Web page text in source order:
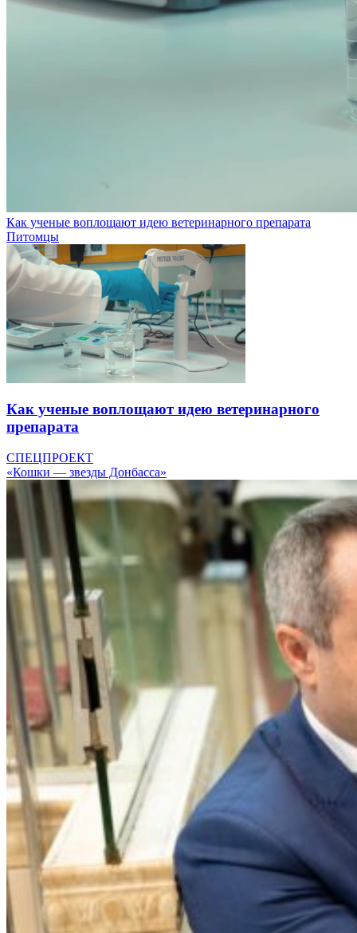
Как ученые воплощают идею ветеринарного препарата
Питомцы
Как ученые воплощают идею ветеринарного
препарата
СПЕЦПРОЕКТ
«Кошки — звезды Донбасса»